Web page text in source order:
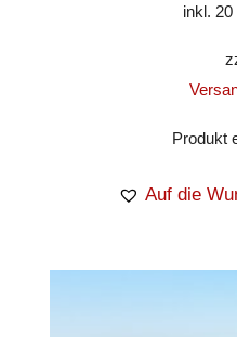
inkl.
Produkt
Auf die